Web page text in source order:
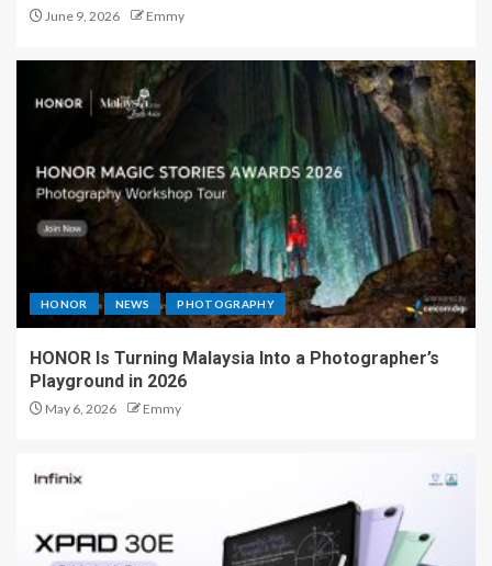
June 9, 2026 Emmy
HONOR NEWS PHOTOGRAPHY
HONOR Is Turning Malaysia Into a Photographer’s
Playground in 2026
May 6, 2026 Emmy